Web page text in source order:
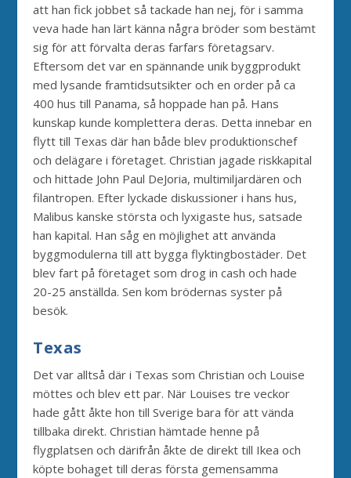
att han fick jobbet så tackade han nej, för i samma
veva hade han lärt känna några bröder som bestämt
sig för att förvalta deras farfars företagsarv.
Eftersom det var en spännande unik byggprodukt
med lysande framtidsutsikter och en order på ca
400 hus till Panama, så hoppade han på. Hans
kunskap kunde komplettera deras. Detta innebar en
flytt till Texas där han både blev produktionschef
och delägare i företaget. Christian jagade riskkapital
och hittade John Paul DeJoria, multimiljardären och
filantropen. Efter lyckade diskussioner i hans hus,
Malibus kanske största och lyxigaste hus, satsade
han kapital. Han såg en möjlighet att använda
byggmodulerna till att bygga flyktingbostäder. Det
blev fart på företaget som drog in cash och hade
20-25 anställda. Sen kom brödernas syster på
besök.
Texas
Det var alltså där i Texas som Christian och Louise
möttes och blev ett par. När Louises tre veckor
hade gått åkte hon till Sverige bara för att vända
tillbaka direkt. Christian hämtade henne på
flygplatsen och därifrån åkte de direkt till Ikea och
köpte bohaget till deras första gemensamma